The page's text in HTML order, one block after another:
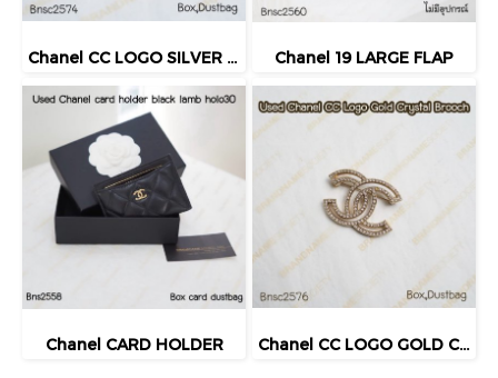
Chanel CC LOGO SILVER CRYSTAL BROOCH Chanel 19 LARGE FLAP
Chanel CARD HOLDER Chanel CC LOGO GOLD CRYSTAL BROOCH